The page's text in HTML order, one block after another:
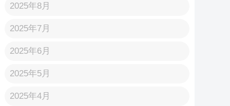
2025年8月
2025年7月
2025年6月
2025年5月
2025年4月